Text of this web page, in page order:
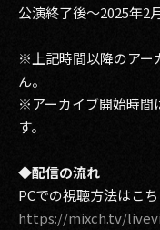
公演終了後～2025年2
※上記時間以降のアー
ん。
※アーカイブ開始時間
す。
◆配信の流れ
PCでの視聴方法はこち
https://mixch.tv/